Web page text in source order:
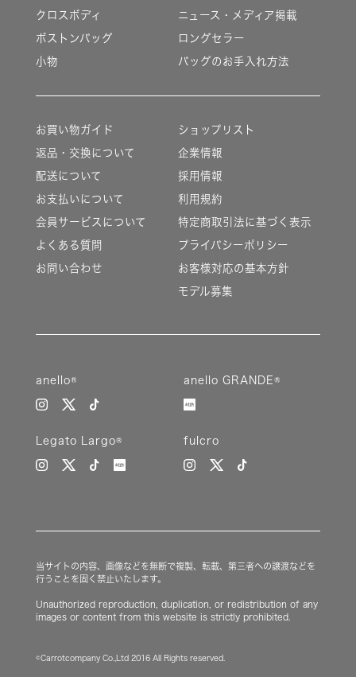
クロスボディ
ボストンバッグ
小物
ニュース・メディア掲載
ロングセラー
バッグのお手入れ方法
お買い物ガイド
返品・交換について
配送について
お支払いについて
会員サービスについて
よくある質問
お問い合わせ
ショップリスト
企業情報
採用情報
利用規約
特定商取引法に基づく表示
プライバシーポリシー
お客様対応の基本方針
モデル募集
anello® anello GRANDE®
Legato Largo® fulcro
当サイトの内容、画像などを無断で複製、転載、第三者への譲渡などを
行うことを固く禁止いたします。
Unauthorized reproduction, duplication, or redistribution of any
images or content from this website is strictly prohibited.
©Carrotcompany Co.,Ltd 2016 All Rights reserved.